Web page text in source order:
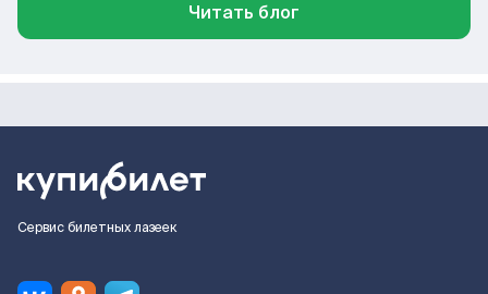
Читать блог
Сервис билетных лазеек